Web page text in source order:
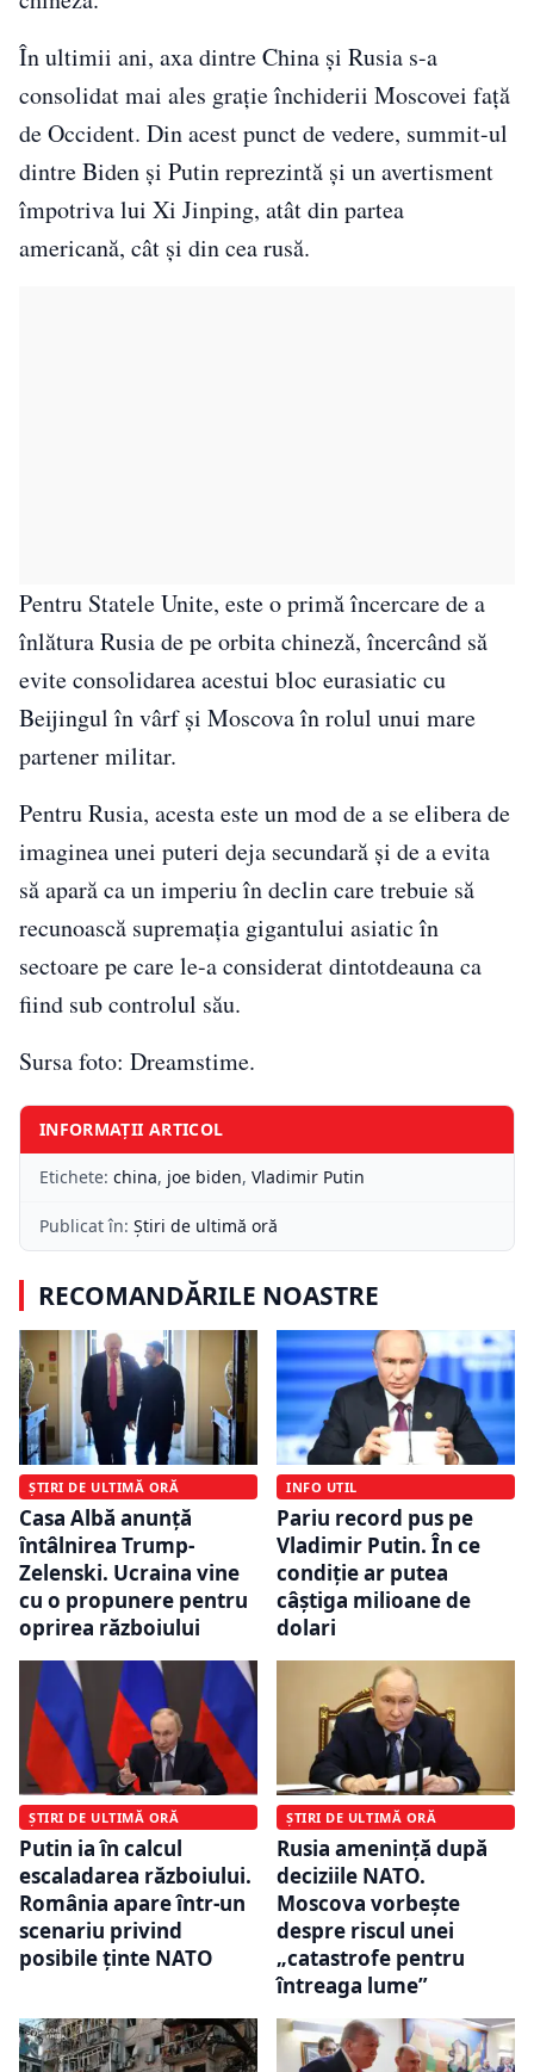
În ultimii ani, axa dintre China și Rusia s-a
consolidat mai ales graţie închiderii Moscovei faţă
de Occident. Din acest punct de vedere, summit-ul
dintre Biden și Putin reprezintă şi un avertisment
împotriva lui Xi Jinping, atât din partea
americană, cât și din cea rusă.
Pentru Statele Unite, este o primă încercare de a
înlătura Rusia de pe orbita chineză, încercând să
evite consolidarea acestui bloc eurasiatic cu
Beijingul în vârf și Moscova în rolul unui mare
partener militar.
Pentru Rusia, acesta este un mod de a se elibera de
imaginea unei puteri deja secundară și de a evita
să apară ca un imperiu în declin care trebuie să
recunoască supremaţia gigantului asiatic în
sectoare pe care le-a considerat dintotdeauna ca
fiind sub controlul său.
Sursa foto: Dreamstime.
INFORMAȚII ARTICOL
Etichete: china, joe biden, Vladimir Putin
Publicat în: Știri de ultimă oră
RECOMANDĂRILE NOASTRE
ȘTIRI DE ULTIMĂ ORĂ
Casa Albă anunță
întâlnirea Trump-
Zelenski. Ucraina vine
cu o propunere pentru
oprirea războiului
INFO UTIL
Pariu record pus pe
Vladimir Putin. În ce
condiție ar putea
câștiga milioane de
dolari
ȘTIRI DE ULTIMĂ ORĂ
Putin ia în calcul
escaladarea războiului.
România apare într-un
scenariu privind
posibile ținte NATO
ȘTIRI DE ULTIMĂ ORĂ
Rusia amenință după
deciziile NATO.
Moscova vorbește
despre riscul unei
„catastrofe pentru
întreaga lume”